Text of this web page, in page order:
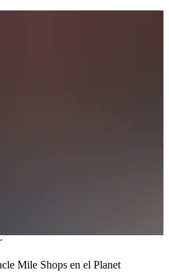
Mile Shops en el Planet